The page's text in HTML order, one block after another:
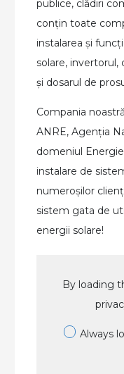
publice, clădiri
conțin toate
instalarea și
solare, invertorul,
și dosarul de
Compania
ANRE, Agenția
domeniul
instalare de
numeroșilor
sistem gata de
energii solare!
By loading
Always